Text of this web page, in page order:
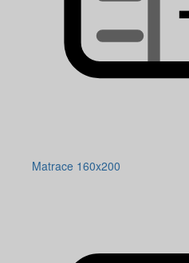
Matrace 160x200